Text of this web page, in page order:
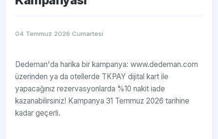
04 Temmuz 2026 Cumartesi
Dedeman'da harika bir kampanya: www.dedeman.com
üzerinden ya da otellerde TKPAY dijital kart ile
yapacağınız rezervasyonlarda %10 nakit iade
kazanabilirsiniz! Kampanya 31 Temmuz 2026 tarihine
kadar geçerli.